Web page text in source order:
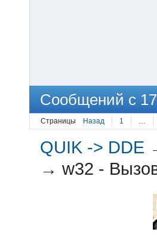
Сообщений с
Страницы Назад 1 …
QUIK -> DDE
→w32 -